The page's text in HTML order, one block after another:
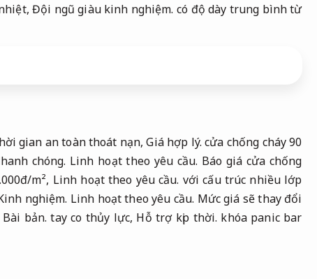
Đội ngũ giàu kinh nghiệm. có độ dày trung bình từ
gian an toàn thoát nạn,Giá hợp lý. cửa chống cháy 90
chóng. Linh hoạt theo yêu cầu. Báo giá cửa chống
m², Linh hoạt theo yêu cầu. với cấu trúc nhiều lớp
nghiệm. Linh hoạt theo yêu cầu. Mức giá sẽ thay đổi
Bài bản. tay co thủy lực, Hỗ trợ kịp thời. khóa panic bar